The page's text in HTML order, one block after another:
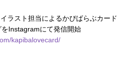
ラスト担当によるかぴばらぶカード
Instagramにて発信開始
kapibalovecard/